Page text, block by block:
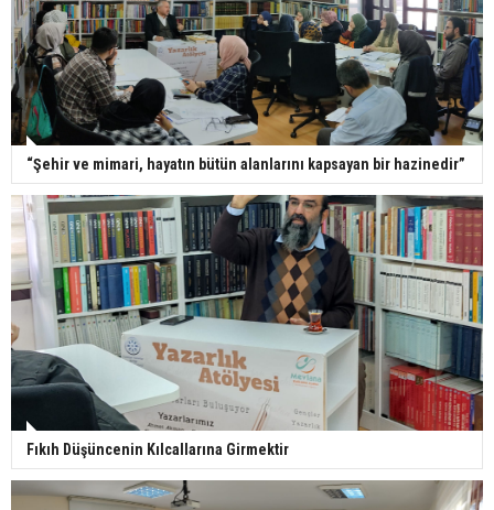
“Şehir ve mimari, hayatın bütün alanlarını kapsayan bir hazinedir”
Fıkıh Düşüncenin Kılcallarına Girmektir